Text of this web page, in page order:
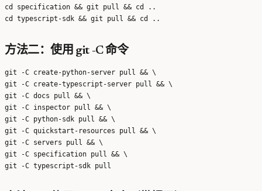
cd specification && git pull && cd ..
方法二：使用 git -C 命令
git -C create-python-server pull && \
git -C create-typescript-server pull && \
git -C docs pull && \
git -C inspector pull && \
git -C python-sdk pull && \
git -C quickstart-resources pull && \
git -C servers pull && \
git -C specification pull && \